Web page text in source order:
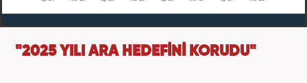
"2025 YILI ARA HEDEFİNİ KORUDU"